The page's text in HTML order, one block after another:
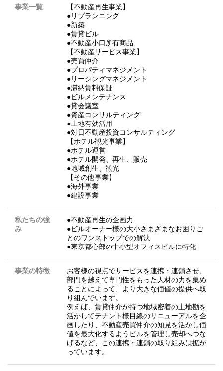
事業一覧
【不動産再生事業】
●リプランニング
●新築
●賃貸ビル
●不動産小口所有商品
【不動産サービス事業】
●売買仲介
●プロパティマネジメント
●リーシングマネジメント
●滞納賃料保証
●ビルメンテナンス
●貸会議室
●資産コンサルティング
●土地有効活用
●対日不動産投資コンサルティング
【ホテル観光事業】
●ホテル運営
●ホテル開発、再生、販売
●地域創生、観光
【その他事業】
●海外事業
●建設事業
私たちの強
み
●不動産再生の企画力
●ビルオーナー様の大小さまざまなお困りご
とのワンストップでの解決
●東京都心部の中小型オフィスビルに特化
事業の特徴
お客様の視点でサービスを連携・連鎖させ、
部⾨を越えて専⾨性をもった⼈材の⼒を集め
ることによって、より⼤きな価値の提供へ取
り組んでいます。
例えば、賃貸仲介が持つ地域密着の⼟地勘を
活かしてテナント様⽬線のリニューアルを企
画したり、不動産売買仲介の知⾒を活かし価
値を最⼤化するようビルを管理し売却へつな
げるなど、この連携・連鎖の取り組みは拡が
っています。